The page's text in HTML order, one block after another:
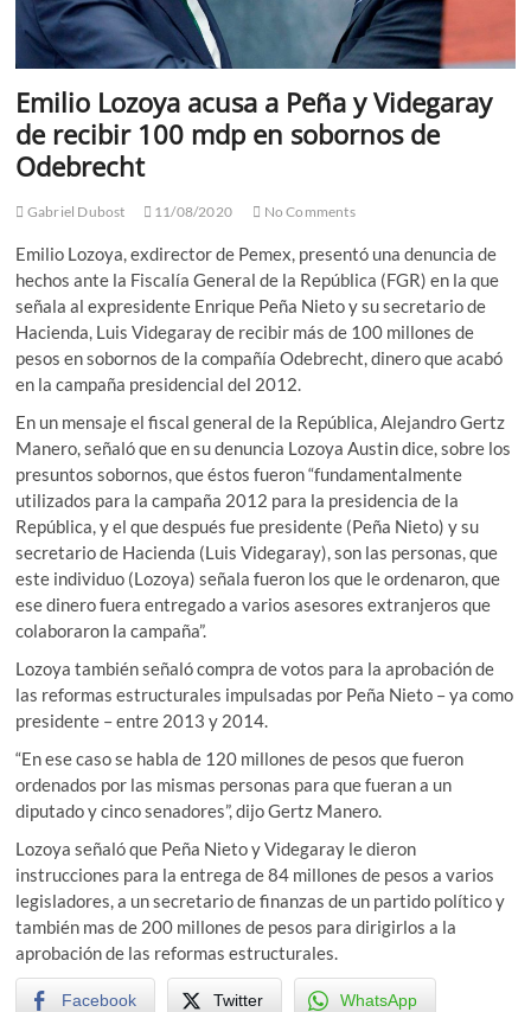
Emilio Lozoya acusa a Peña y Videgaray
de recibir 100 mdp en sobornos de
Odebrecht
Gabriel Dubost 11/08/2020 No Comments
Emilio Lozoya, exdirector de Pemex, presentó una denuncia de
hechos ante la Fiscalía General de la República (FGR) en la que
señala al expresidente Enrique Peña Nieto y su secretario de
Hacienda, Luis Videgaray de recibir más de 100 millones de
pesos en sobornos de la compañía Odebrecht, dinero que acabó
en la campaña presidencial del 2012.
En un mensaje el fiscal general de la República, Alejandro Gertz
Manero, señaló que en su denuncia Lozoya Austin dice, sobre los
presuntos sobornos, que éstos fueron “fundamentalmente
utilizados para la campaña 2012 para la presidencia de la
República, y el que después fue presidente (Peña Nieto) y su
secretario de Hacienda (Luis Videgaray), son las personas, que
este individuo (Lozoya) señala fueron los que le ordenaron, que
ese dinero fuera entregado a varios asesores extranjeros que
colaboraron la campaña”.
Lozoya también señaló compra de votos para la aprobación de
las reformas estructurales impulsadas por Peña Nieto – ya como
presidente – entre 2013 y 2014.
“En ese caso se habla de 120 millones de pesos que fueron
ordenados por las mismas personas para que fueran a un
diputado y cinco senadores”, dijo Gertz Manero.
Lozoya señaló que Peña Nieto y Videgaray le dieron
instrucciones para la entrega de 84 millones de pesos a varios
legisladores, a un secretario de finanzas de un partido político y
también mas de 200 millones de pesos para dirigirlos a la
aprobación de las reformas estructurales.
Facebook Twitter WhatsApp